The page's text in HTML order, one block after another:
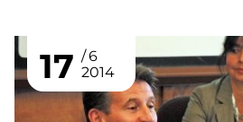
17
6
2014